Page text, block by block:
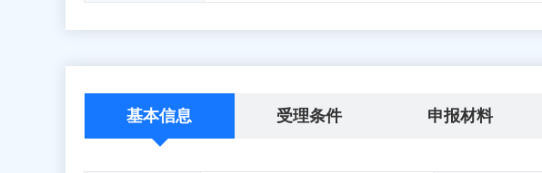
基本信息 受理条件 申报材料